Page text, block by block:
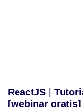
ReactJS |
[webinar gratis]